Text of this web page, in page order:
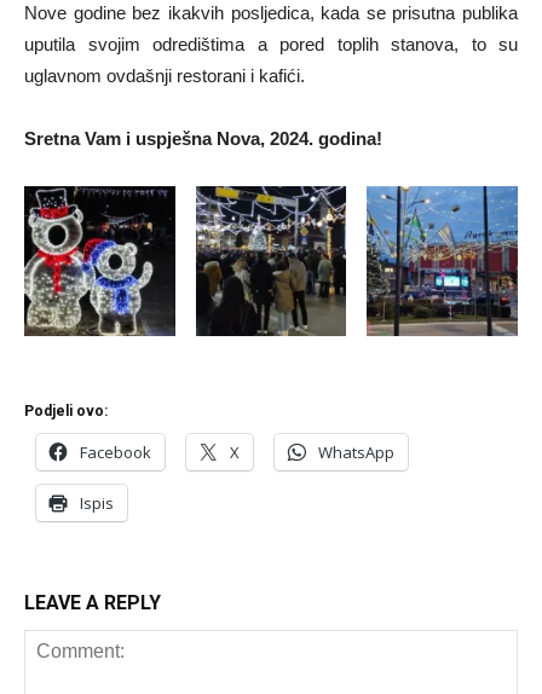
Nove godine bez ikakvih posljedica, kada se prisutna publika
uputila svojim odredištima a pored toplih stanova, to su
uglavnom ovdašnji restorani i kafići.
Sretna Vam i uspješna Nova, 2024. godina!
Podjeli ovo:
Facebook X WhatsApp
Ispis
LEAVE A REPLY